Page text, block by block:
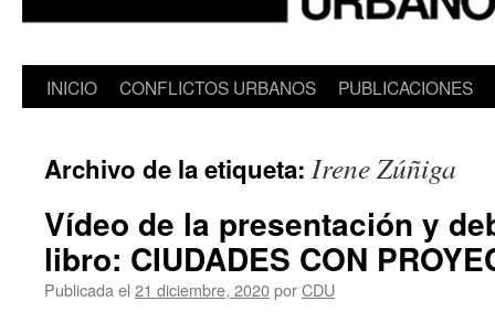
Saltar
contenido
INICIO CONFLICTOS URBANOS PUBLICACIONES
Archivo de la etiqueta: Irene Zúñiga
Vídeo de la presentación y
libro: CIUDADES CON
Publicada el 21 diciembre, 2020porCDU